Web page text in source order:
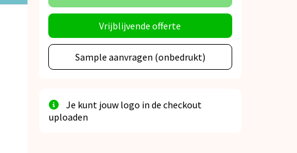
Vrijblijvende offerte
Sample aanvragen (onbedrukt)
Je kunt jouw logo in de checkout
uploaden